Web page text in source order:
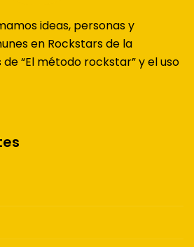
ideas, personas y
en Rockstars de la
“El método rockstar” y el uso